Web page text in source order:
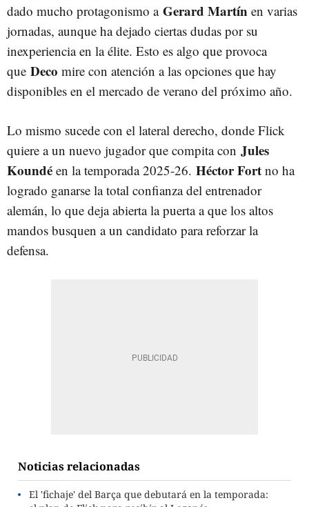
dado mucho protagonismo a Gerard Martín en varias
jornadas, aunque ha dejado ciertas dudas por su
inexperiencia en la élite. Esto es algo que provoca
que Deco mire con atención a las opciones que hay
disponibles en el mercado de verano del próximo año.
Lo mismo sucede con el lateral derecho, donde Flick
quiere a un nuevo jugador que compita con Jules
Koundé en la temporada 2025-26. Héctor Fort no ha
logrado ganarse la total confianza del entrenador
alemán, lo que deja abierta la puerta a que los altos
mandos busquen a un candidato para reforzar la
defensa.
Noticias relacionadas
El 'fichaje' del Barça que debutará en la temporada: